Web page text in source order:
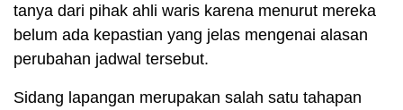
tanya dari pihak ahli waris karena menurut mereka
belum ada kepastian yang jelas mengenai alasan
perubahan jadwal tersebut.
Sidang lapangan merupakan salah satu tahapan